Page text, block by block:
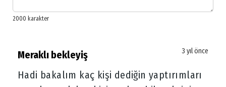
Meraklı bekleyiş 3 yıl önce
Hadi bakalım kaç kişi dediğin yaptırımları